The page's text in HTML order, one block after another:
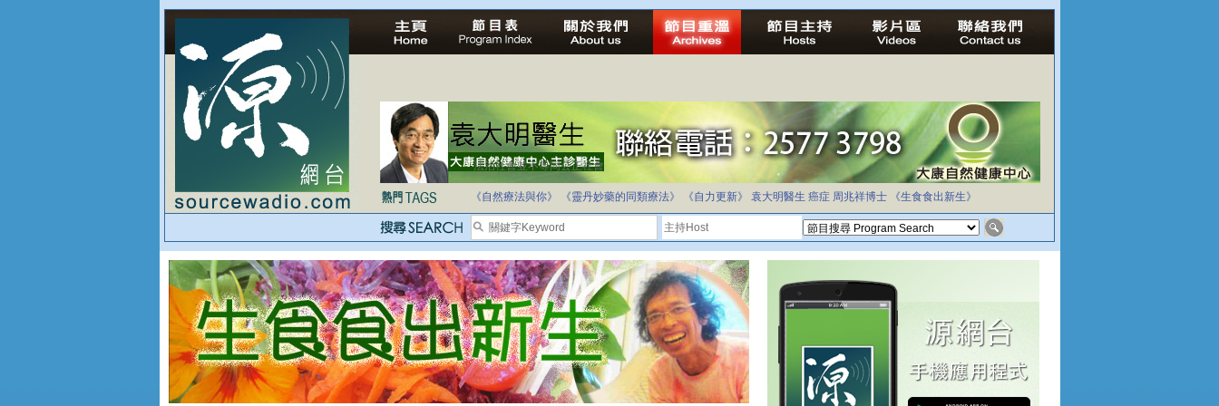
法治社會並不等同公正社會
自家教育合法化-推動多元化教育，全民學卷制
《自然療法與你》
《靈丹妙藥的同類療法》 《自力更新》 袁大明醫生 癌症 周兆祥博士 《生食食出新生》